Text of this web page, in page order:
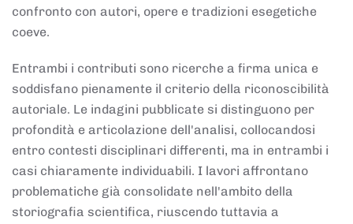
confronto con autori, opere e tradizioni esegetiche
coeve.
Entrambi i contributi sono ricerche a firma unica e
soddisfano pienamente il criterio della riconoscibilità
autoriale. Le indagini pubblicate si distinguono per
profondità e articolazione dell'analisi, collocandosi
entro contesti disciplinari differenti, ma in entrambi i
casi chiaramente individuabili. I lavori affrontano
problematiche già consolidate nell'ambito della
storiografia scientifica, riuscendo tuttavia a